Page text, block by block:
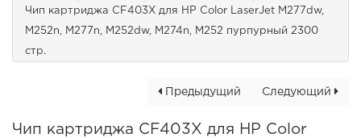
Чип картриджа CF403X для HP Color LaserJet M277dw,
M252n, M277n, M252dw, M274n, M252 пурпурный 2300
стр.
Следующий
Предыдущий
Чип картриджа CF403X для HP Color